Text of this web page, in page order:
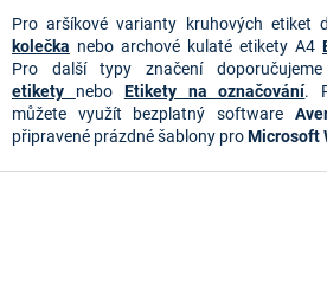
v
ý
p
i
s
u
Pro aršíkové varianty kruhových etiket
kolečka nebo archové kulaté etikety A4
Pro další typy značení
etikety nebo Etikety na označování.
můžete využít bezplatný software
připravené prázdné šablony proMicrosoft